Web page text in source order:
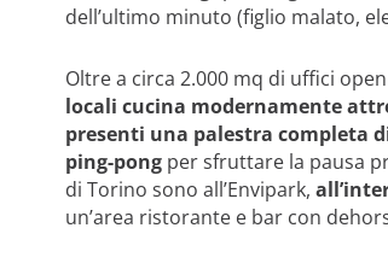
dell’ultimo minuto (figlio malato,
Oltre a circa 2.000 mq di uffici
locali cucina modernamente
presenti una palestra completa
ping-pong per sfruttare la pausa
di Torino sono all’Envipark,
un’area ristorante e bar con